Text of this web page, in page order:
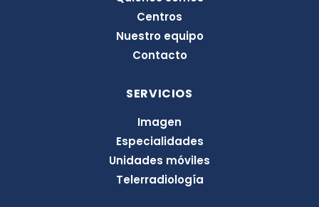
i
n
Centros
Nuestro equipo
Contacto
SERVICIOS
Imagen
Especialidades
Unidades móviles
Telerradiología